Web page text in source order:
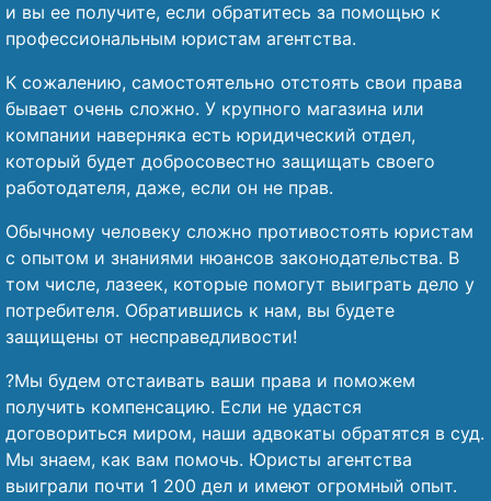
и вы ее получите, если обратитесь за помощью к
профессиональным юристам агентства.
К сожалению, самостоятельно отстоять свои права
бывает очень сложно. У крупного магазина или
компании наверняка есть юридический отдел,
который будет добросовестно защищать своего
работодателя, даже, если он не прав.
Обычному человеку сложно противостоять юристам
с опытом и знаниями нюансов законодательства. В
том числе, лазеек, которые помогут выиграть дело у
потребителя. Обратившись к нам, вы будете
защищены от несправедливости!
?Мы будем отстаивать ваши права и поможем
получить компенсацию. Если не удастся
договориться миром, наши адвокаты обратятся в суд.
Мы знаем, как вам помочь. Юристы агентства
выиграли почти 1 200 дел и имеют огромный опыт.